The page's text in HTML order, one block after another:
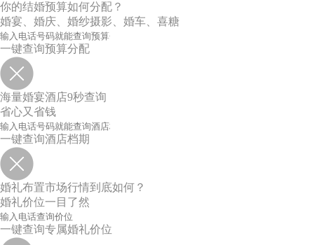
你的结婚预算如何分配？
婚宴、婚庆、婚纱摄影、婚车、喜糖
一键查询预算分配
海量婚宴酒店9秒查询
省心又省钱
一键查询酒店档期
婚礼布置市场行情到底如何？
婚礼价位一目了然
一键查询专属婚礼价位